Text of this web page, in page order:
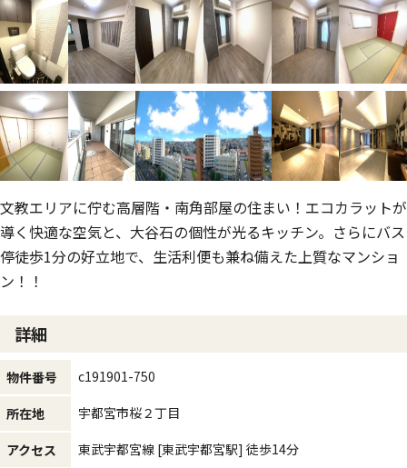
文教エリアに佇む高層階・南角部屋の住まい！エコカラットが
導く快適な空気と、大谷石の個性が光るキッチン。さらにバス
停徒歩1分の好立地で、生活利便も兼ね備えた上質なマンショ
ン！！
詳細
物件番号 c191901-750
所在地 宇都宮市桜２丁目
アクセス 東武宇都宮線 [東武宇都宮駅] 徒歩14分